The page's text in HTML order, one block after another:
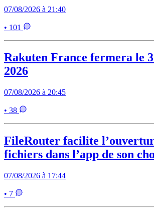
07/08/2026 à 21:40
• 101
Rakuten France fermera le
2026
07/08/2026 à 20:45
• 38
FileRouter facilite
fichiers dans l’app de son
07/08/2026 à 17:44
• 7